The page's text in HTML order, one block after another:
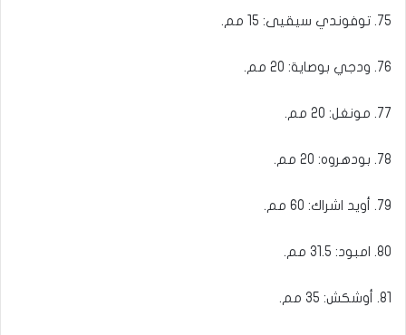
75. توفوندي سيقيى: 15 مم.
76. ودجي بوصاية: 20 مم.
77. مونغل: 20 مم.
78. بودهروه: 20 مم.
79. أويد اشراك: 60 مم.
80. امبود: 31.5 مم.
81. أوشكش: 35 مم.